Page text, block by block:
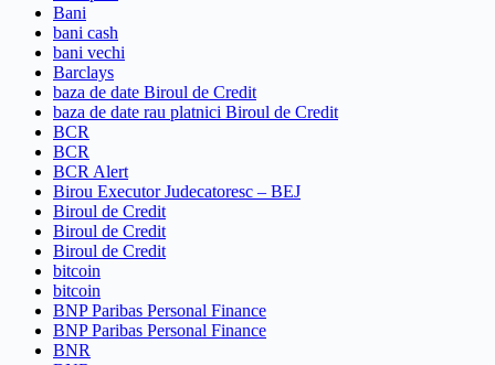
Bani
bani cash
bani vechi
Barclays
baza de date Biroul de Credit
baza de date rau platnici Biroul de Credit
BCR
BCR
BCR Alert
Birou Executor Judecatoresc – BEJ
Biroul de Credit
Biroul de Credit
Biroul de Credit
bitcoin
bitcoin
BNP Paribas Personal Finance
BNP Paribas Personal Finance
BNR